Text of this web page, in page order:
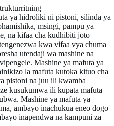
ya hidroliki ni pistoni, silinda ya
msingi, pampu ya
na kifaa cha kudhibiti joto
kwa vifaa vya chuma
utendaji wa mashine na
Mashine ya mafuta ya
la mafuta kutoka kituo cha
pistoni na juu ili kwamba
kusukumwa ili kupata mafuta
Mashine ya mafuta ya
ambayo inachukua eneo dogo
inapendwa na kampuni za